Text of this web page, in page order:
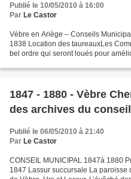
Publié le 10/05/2010 à 16:00
Par Le Castor
Vèbre en Ariège – Conseils
1838 Location des taureauxLes
bel ordre qui seront loués pour
1847 - 1880 - Vèbre
des archives du
Publié le 06/05/2010 à 21:40
Par Le Castor
CONSEIL MUNICIPAL 1847à 1880
1847 Lassur succursale La